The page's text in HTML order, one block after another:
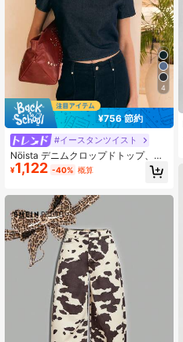
4
¥756 節約
#イースタンツイスト
Nöista デニムクロップドトップ、マ
ンダリンカラーとフロッグボタン付
き。夏、秋、お出かけ、カジュアル
¥1,122 -40% 概算